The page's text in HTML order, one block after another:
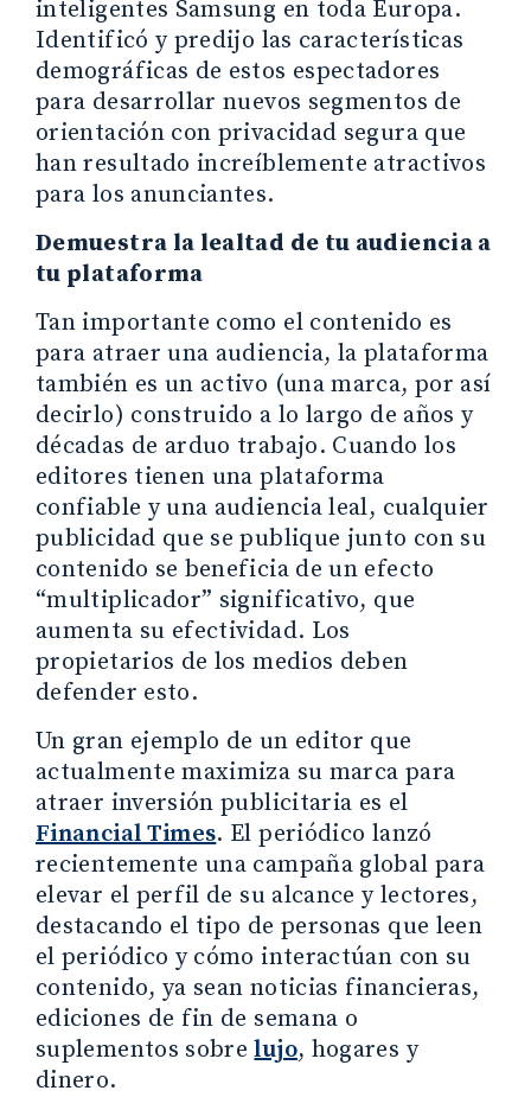
inteligentes Samsung en toda Europa.
Identificó y predijo las características
demográficas de estos espectadores
para desarrollar nuevos segmentos de
orientación con privacidad segura que
han resultado increíblemente atractivos
para los anunciantes.
Demuestra la lealtad de tu audiencia a
tu plataforma
Tan importante como el contenido es
para atraer una audiencia, la plataforma
también es un activo (una marca, por así
decirlo) construido a lo largo de años y
décadas de arduo trabajo. Cuando los
editores tienen una plataforma
confiable y una audiencia leal, cualquier
publicidad que se publique junto con su
contenido se beneficia de un efecto
“multiplicador” significativo, que
aumenta su efectividad. Los
propietarios de los medios deben
defender esto.
Un gran ejemplo de un editor que
actualmente maximiza su marca para
atraer inversión publicitaria es el
Financial Times. El periódico lanzó
recientemente una campaña global para
elevar el perfil de su alcance y lectores,
destacando el tipo de personas que leen
el periódico y cómo interactúan con su
contenido, ya sean noticias financieras,
ediciones de fin de semana o
suplementos sobrelujo, hogares y
dinero.